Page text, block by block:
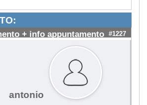
+ info appuntamento #1227
antonio